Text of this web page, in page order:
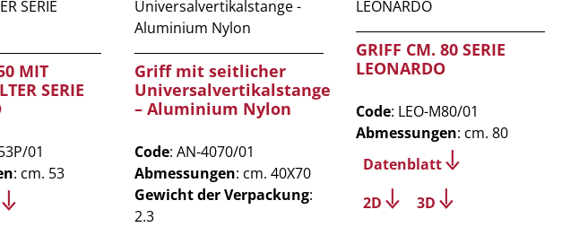
MIT
SERIE
01
: cm. 53
Griff mit seitlicher
Universalvertikalstange
– Aluminium Nylon
Code: AN-4070/01
Abmessungen: cm. 40X70
Gewicht der Verpackung:
2.3
GRIFF CM. 80 SERIE
LEONARDO
Code: LEO-M80/01
Abmessungen: cm. 80
Datenblatt
2D
3D